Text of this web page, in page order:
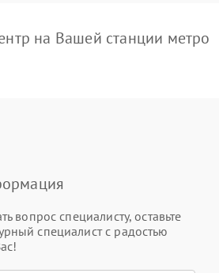
на Вашей станции метро
вопрос специалисту, оставьте
специалист с радостью